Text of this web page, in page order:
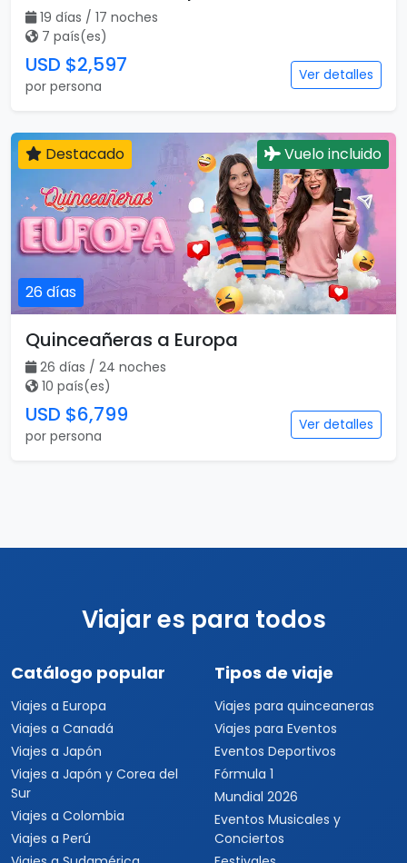
19 días / 17 noches
7 país(es)
USD $2,597
por persona
Ver detalles
26 días
Destacado Vuelo incluido
Quinceañeras a Europa
26 días / 24 noches
10 país(es)
USD $6,799
por persona
Ver detalles
Viajar es para todos
Catálogo popular
Viajes a Europa
Viajes a Canadá
Viajes a Japón
Viajes a Japón y Corea del
Sur
Viajes a Colombia
Viajes a Perú
Tipos de viaje
Viajes para quinceaneras
Viajes para Eventos
Eventos Deportivos
Fórmula 1
Mundial 2026
Eventos Musicales y
Conciertos